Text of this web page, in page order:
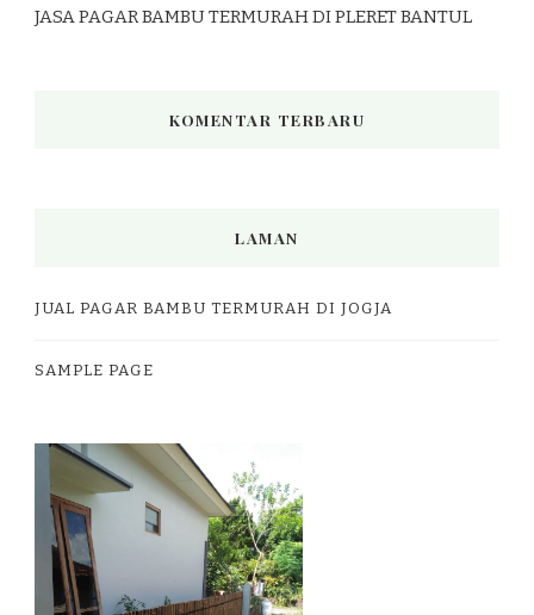
JASA PAGAR BAMBU TERMURAH DI PLERET BANTUL
KOMENTAR TERBARU
LAMAN
JUAL PAGAR BAMBU TERMURAH DI JOGJA
SAMPLE PAGE